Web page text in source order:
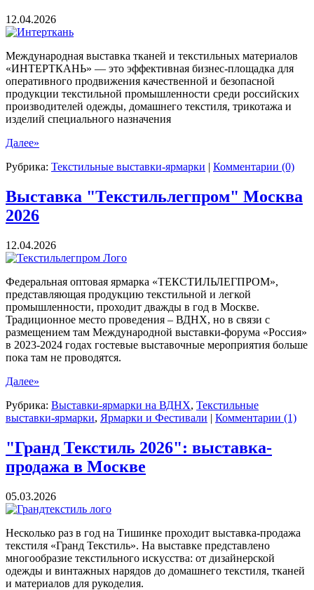
12.04.2026
Международная выставка тканей и текстильных материалов
«ИНТЕРТКАНЬ» — это эффективная бизнес-площадка для
оперативного продвижения качественной и безопасной
продукции текстильной промышленности среди российских
производителей одежды, домашнего текстиля, трикотажа и
изделий специального назначения
Далее»
Рубрика: Текстильные выставки-ярмарки | Комментарии (0)
Выставка "Текстильлегпром" Москва
2026
12.04.2026
Федеральная оптовая ярмарка «ТЕКСТИЛЬЛЕГПРОМ»,
представляющая продукцию текстильной и легкой
промышленности, проходит дважды в год в Москве.
Традиционное место проведения – ВДНХ, но в связи с
размещением там Международной выставки-форума «Россия»
в 2023-2024 годах гостевые выставочные мероприятия больше
пока там не проводятся.
Далее»
Рубрика: Выставки-ярмарки на ВДНХ, Текстильные
выставки-ярмарки, Ярмарки и Фестивали | Комментарии (1)
"Гранд Текстиль 2026": выставка-
продажа в Москве
05.03.2026
Несколько раз в год на Тишинке проходит выставка-продажа
текстиля «Гранд Текстиль». На выставке представлено
многообразие текстильного искусства: от дизайнерской
одежды и винтажных нарядов до домашнего текстиля, тканей
и материалов для рукоделия.